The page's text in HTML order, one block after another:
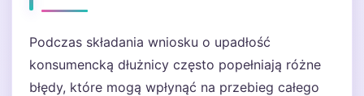
Podczas składania wniosku o upadłość
konsumencką dłużnicy często popełniają różne
błędy, które mogą wpłynąć na przebieg całego